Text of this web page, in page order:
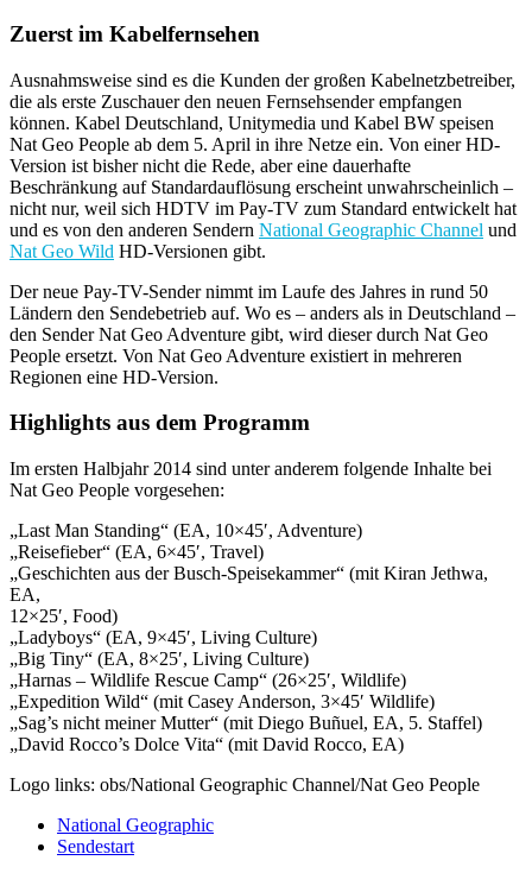
Zuerst im Kabelfernsehen
Ausnahmsweise sind es die Kunden der großen Kabelnetzbetreiber,
die als erste Zuschauer den neuen Fernsehsender empfangen
können. Kabel Deutschland, Unitymedia und Kabel BW speisen
Nat Geo People ab dem 5. April in ihre Netze ein. Von einer HD-
Version ist bisher nicht die Rede, aber eine dauerhafte
Beschränkung auf Standardauflösung erscheint unwahrscheinlich –
nicht nur, weil sich HDTV im Pay-TV zum Standard entwickelt hat
und es von den anderen Sendern National Geographic Channel und
Nat Geo Wild HD-Versionen gibt.
Der neue Pay-TV-Sender nimmt im Laufe des Jahres in rund 50
Ländern den Sendebetrieb auf. Wo es – anders als in Deutschland –
den Sender Nat Geo Adventure gibt, wird dieser durch Nat Geo
People ersetzt. Von Nat Geo Adventure existiert in mehreren
Regionen eine HD-Version.
Highlights aus dem Programm
Im ersten Halbjahr 2014 sind unter anderem folgende Inhalte bei
Nat Geo People vorgesehen:
„Last Man Standing“ (EA, 10×45′, Adventure)
„Reisefieber“ (EA, 6×45′, Travel)
„Geschichten aus der Busch-Speisekammer“ (mit Kiran Jethwa,
EA,
12×25′, Food)
„Ladyboys“ (EA, 9×45′, Living Culture)
„Big Tiny“ (EA, 8×25′, Living Culture)
„Harnas – Wildlife Rescue Camp“ (26×25′, Wildlife)
„Expedition Wild“ (mit Casey Anderson, 3×45′ Wildlife)
„Sag’s nicht meiner Mutter“ (mit Diego Buñuel, EA, 5. Staffel)
„David Rocco’s Dolce Vita“ (mit David Rocco, EA)
Logo links: obs/National Geographic Channel/Nat Geo People
National Geographic
Sendestart